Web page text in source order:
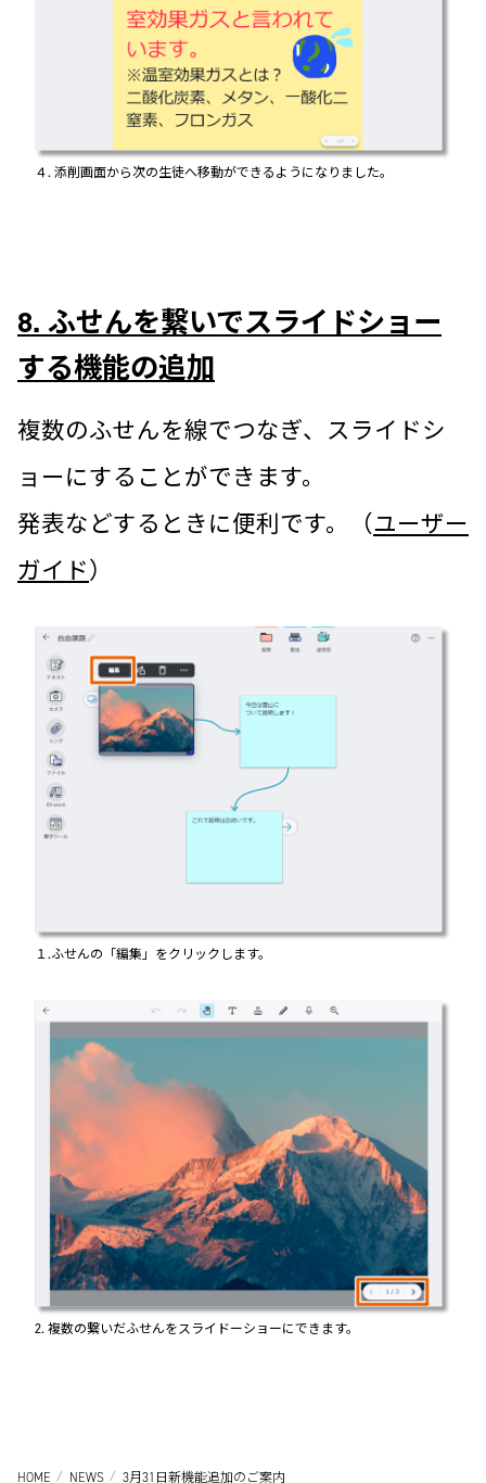
４. 添削画面から次の生徒へ移動ができるようになりました。
8. ふせんを繋いでスライドショー
する機能の追加
複数のふせんを線でつなぎ、スライドシ
ョーにすることができます。
発表などするときに便利です。（ユーザー
ガイド）
１.ふせんの「編集」をクリックします。
2. 複数の繋いだふせんをスライドーショーにできます。
HOME NEWS 3月31日新機能追加のご案内